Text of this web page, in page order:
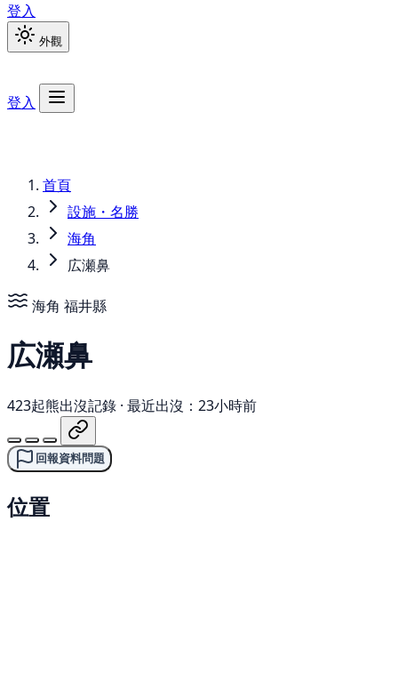
登入
外觀
登入
首頁
設施・名勝
海角
広瀬鼻
海角 福井縣
広瀬鼻
423起熊出沒記錄 · 最近出沒：23小時前
回報資料問題
位置